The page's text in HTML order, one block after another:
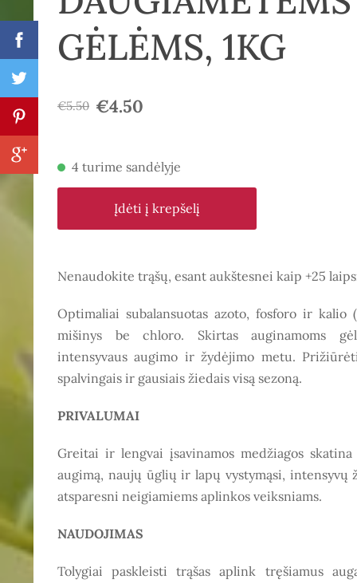
GĖLĖMS, 1KG
€5.50 €4.50
4 turime sandėlyje
Įdėti į krepšelį
Nenaudokite trąšų, esant aukštesnei kaip +25
Optimaliai subalansuotas azoto, fosforo ir kalio
mišinys be chloro. Skirtas auginamoms
intensyvaus augimo ir žydėjimo metu.
spalvingais ir gausiais žiedais visą sezoną.
PRIVALUMAI
Greitai ir lengvai įsavinamos medžiagos skatina
augimą, naujų ūglių ir lapų vystymąsi, intensyvų
atsparesni neigiamiems aplinkos veiksniams.
NAUDOJIMAS
Tolygiai paskleisti trąšas aplink tręšiamus